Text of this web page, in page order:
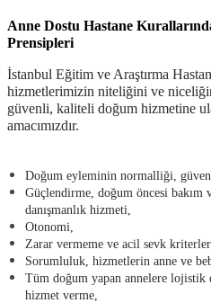
Anne Dostu Hastane
Prensipleri
İstanbul Eğitim ve Araştırma
hizmetlerimizin niteliğini ve
güvenli, kaliteli doğum hizmetine
amacımızdır.
Doğum eyleminin normalliği,
Güçlendirme, doğum öncesi bakım
danışmanlık hizmeti,
Otonomi,
Zarar vermeme ve acil sevk
Sorumluluk, hizmetlerin anne ve
Tüm doğum yapan annelere lojistik
hizmet verme,